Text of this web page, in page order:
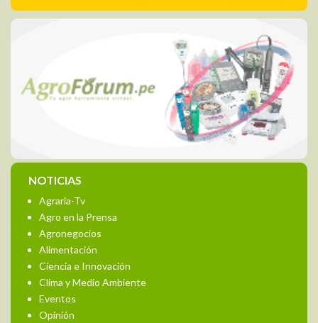
NOTICIAS
Agraria-Tv
Agro en la Prensa
Agronegocios
Alimentación
Ciencia e Innovación
Clima y Medio Ambiente
Eventos
Opinión